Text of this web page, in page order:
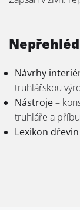
Návrhy
truhlářskou
Nástroje–
truhláře a
Lexikon dřevin